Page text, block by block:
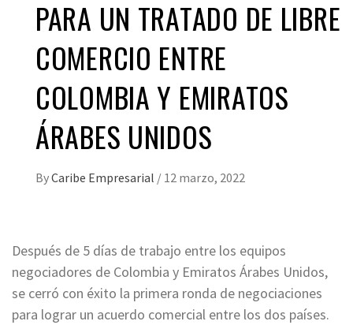
PARA UN TRATADO DE LIBRE
COMERCIO ENTRE
COLOMBIA Y EMIRATOS
ÁRABES UNIDOS
ByCaribe Empresarial / 12 marzo, 2022
Después de 5 días de trabajo entre los equipos
negociadores de Colombia y Emiratos Árabes Unidos,
se cerró con éxito la primera ronda de negociaciones
para lograr un acuerdo comercial entre los dos países.